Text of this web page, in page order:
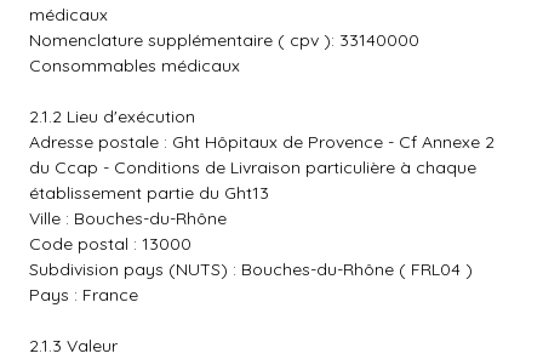
médicaux
Nomenclature supplémentaire ( cpv ): 33140000
Consommables médicaux
2.1.2 Lieu d'exécution
Adresse postale : Ght Hôpitaux de Provence - Cf Annexe 2
du Ccap - Conditions de Livraison particulière à chaque
établissement partie du Ght13
Ville : Bouches-du-Rhône
Code postal : 13000
Subdivision pays (NUTS) : Bouches-du-Rhône ( FRL04 )
Pays : France
2.1.3 Valeur